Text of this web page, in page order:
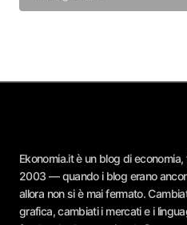
Ekonomia.it è un blog di
2003 — quando i blog erano
allora non si è mai fermato.
grafica, cambiati i mercati e i